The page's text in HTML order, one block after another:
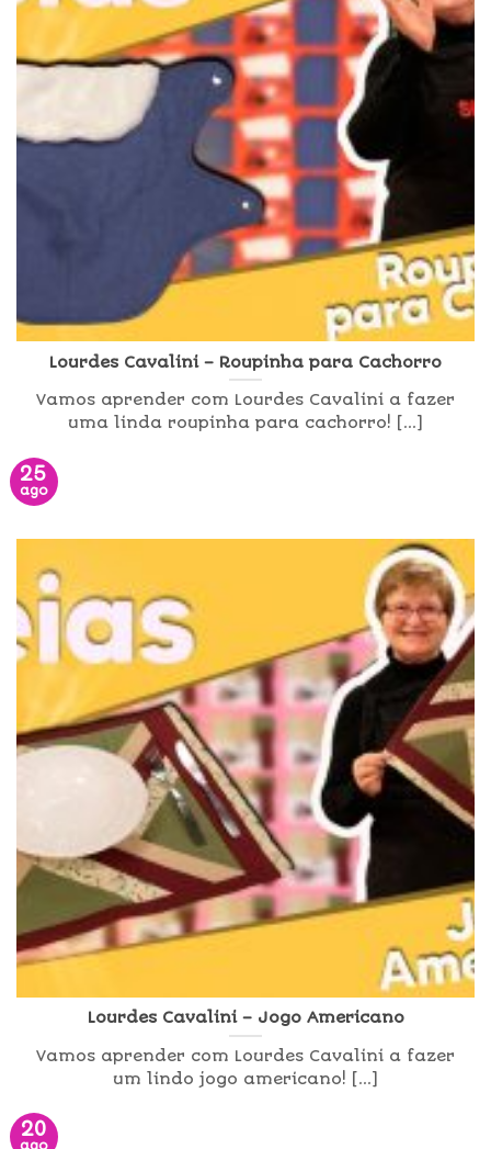
Lourdes Cavalini – Roupinha para Cachorro
Vamos aprender com Lourdes Cavalini a fazer
uma linda roupinha para cachorro! [...]
25
ago
Lourdes Cavalini – Jogo Americano
Vamos aprender com Lourdes Cavalini a fazer
um lindo jogo americano! [...]
20